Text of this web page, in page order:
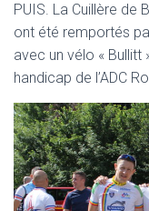
PUIS. La Cuillère de
ont été remportés
avec un vélo «
handicap de l’ADC